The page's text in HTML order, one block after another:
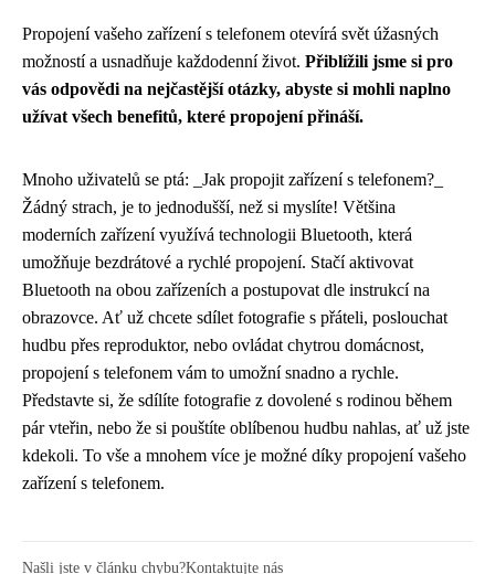
Propojení vašeho zařízení s telefonem otevírá svět úžasných
možností a usnadňuje každodenní život. Přiblížili jsme si pro
vás odpovědi na nejčastější otázky, abyste si mohli naplno
užívat všech benefitů, které propojení přináší.
Mnoho uživatelů se ptá: _Jak propojit zařízení s telefonem?_
Žádný strach, je to jednodušší, než si myslíte! Většina
moderních zařízení využívá technologii Bluetooth, která
umožňuje bezdrátové a rychlé propojení. Stačí aktivovat
Bluetooth na obou zařízeních a postupovat dle instrukcí na
obrazovce. Ať už chcete sdílet fotografie s přáteli, poslouchat
hudbu přes reproduktor, nebo ovládat chytrou domácnost,
propojení s telefonem vám to umožní snadno a rychle.
Představte si, že sdílíte fotografie z dovolené s rodinou během
pár vteřin, nebo že si pouštíte oblíbenou hudbu nahlas, ať už jste
kdekoli. To vše a mnohem více je možné díky propojení vašeho
zařízení s telefonem.
Našli jste v článku chybu?Kontaktujte nás